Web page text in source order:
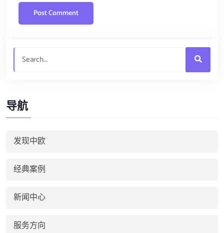
导航
发现中欧
经典案例
新闻中心
服务方向